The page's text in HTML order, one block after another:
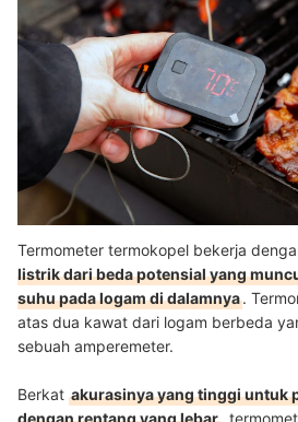
Termometer termokopel bekerja
listrik dari beda potensial yang
suhu pada logam di dalamnya.
atas dua kawat dari logam berbeda
sebuah amperemeter.
Berkat akurasinya yang tinggi untuk
dengan rentang yang lebar,